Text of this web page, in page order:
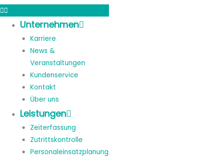
Unternehmen
Karriere
News &
Veranstaltungen
Kundenservice
Kontakt
Über uns
Leistungen
Zeiterfassung
Zutrittskontrolle
Personaleinsatzplanung